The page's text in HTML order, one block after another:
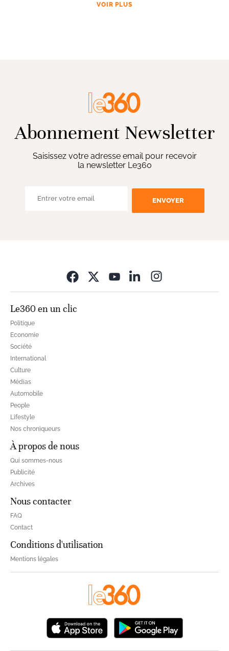
VOIR PLUS
Abonnement Newsletter
Saisissez votre adresse email pour recevoir
la newsletter Le360
ENVOYER
Le360 en un clic
Politique
Economie
Société
International
Culture
Médias
Automobile
People
Lifestyle
Nos chroniqueurs
À propos de nous
Qui sommes-nous
Publicité
Archives
Nous contacter
FAQ
Contact
Conditions d'utilisation
Mentions légales